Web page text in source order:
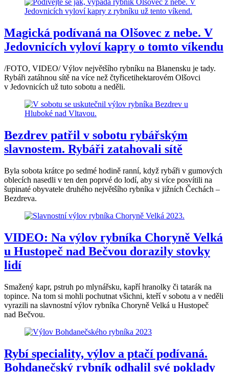
Magická podívaná na Olšovec z nebe. V
Jedovnicích vyloví kapry o tomto víkendu
/FOTO, VIDEO/ Výlov největšího rybníku na Blanensku je tady.
Rybáři zatáhnou sítě na více než čtyřicetihektarovém Olšovci
v Jedovnicích už tuto sobotu a neděli.
Bezdrev patřil v sobotu rybářským
slavnostem. Rybáři zatahovali sítě
Byla sobota krátce po sedmé hodině ranní, když rybáři v gumových
oblecích nasedli v ten den poprvé do lodí, aby si více posvítili na
šupinaté obyvatele druhého největšího rybníka v jižních Čechách –
Bezdreva.
VIDEO: Na výlov rybníka Choryně Velká
u Hustopeč nad Bečvou dorazily stovky
lidí
Smažený kapr, pstruh po mlynářsku, kapří hranolky či tatarák na
topince. Na tom si mohli pochutnat všichni, kteří v sobotu a v neděli
vyrazili na slavnostní výlov rybníka Choryně Velká u Hustopeč
nad Bečvou.
Rybí speciality, výlov a ptačí podívaná.
Bohdanečský rybník odhalil své poklady